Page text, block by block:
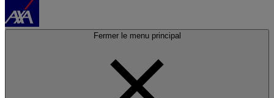
Fermer le menu principal